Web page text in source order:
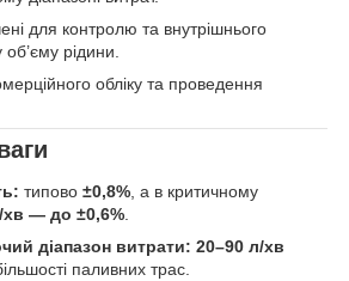
для контролю та внутрішнього
об’єму рідини.
обліку та проведення
типово ±0,8%, а в критичному
хв — до ±0,6%.
діапазон витрати: 20–90 л/хв
паливних трас.